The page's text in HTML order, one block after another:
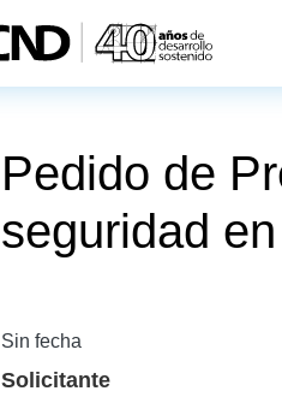
Pedido de
seguridad
Sin fecha
Solicitante